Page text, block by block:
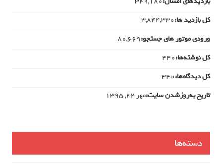
کل بازدید ها:3,844,330
ورودی‌ موتور های جستجو:80,669
کل نوشته‌ها:440
کل دیدگاه‌ها:340
تاریخ به‌روزشدن سایت:مهر ۲۲, ۱۳۹۵
دسته‌ها